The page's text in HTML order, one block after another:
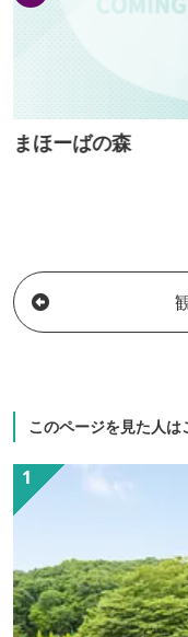
まほーばの森
このページを見た人